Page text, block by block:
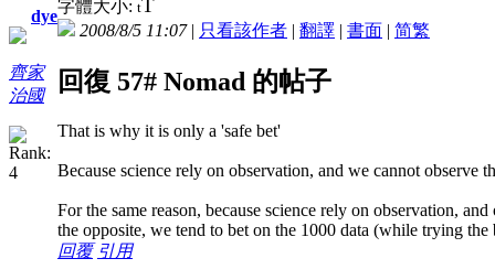
dye
齊家
治國
字體大小: t
2008/8/5 11:07| 只看該作者 | 翻譯 | 書面 | 简繁
回復 57# Nomad 的帖子
That is why it is only a 'safe bet'
Because science rely on observation, and we cannot
For the same reason, because science rely on observation,
the opposite, we tend to bet on the 1000 data (while trying
回覆 引用